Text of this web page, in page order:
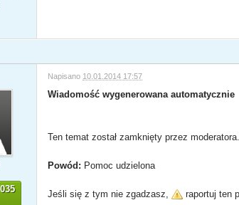
Napisano 10.01.2014 17:57
Wiadomość wygenerowana automatycznie
Ten temat został zamknięty przez moderatora.
Powód: Pomoc udzielona
Jeśli się z tym nie zgadzasz, raportuj ten